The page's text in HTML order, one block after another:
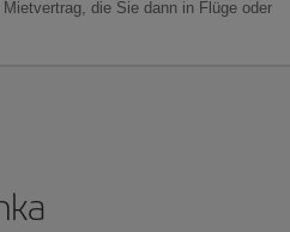
die Sie dann in Flüge oder